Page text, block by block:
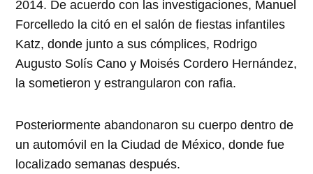
2014. De acuerdo con las investigaciones, Manuel
Forcelledo la citó en el salón de fiestas infantiles
Katz, donde junto a sus cómplices, Rodrigo
Augusto Solís Cano y Moisés Cordero Hernández,
la sometieron y estrangularon con rafia.
Posteriormente abandonaron su cuerpo dentro de
un automóvil en la Ciudad de México, donde fue
localizado semanas después.